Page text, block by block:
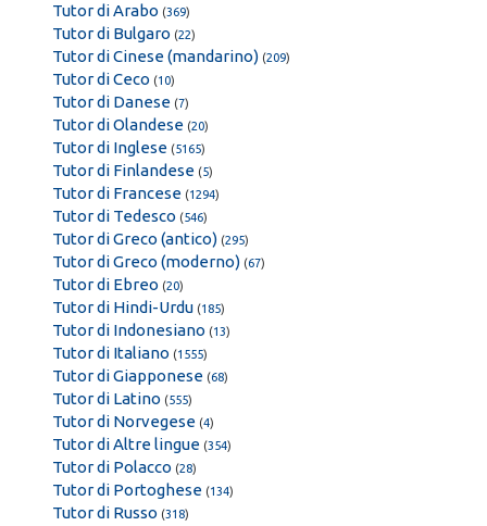
Tutor di Arabo (369)
Tutor di Bulgaro (22)
Tutor di Cinese (mandarino) (209)
Tutor di Ceco (10)
Tutor di Danese (7)
Tutor di Olandese (20)
Tutor di Inglese (5165)
Tutor di Finlandese (5)
Tutor di Francese (1294)
Tutor di Tedesco (546)
Tutor di Greco (antico) (295)
Tutor di Greco (moderno) (67)
Tutor di Ebreo (20)
Tutor di Hindi-Urdu (185)
Tutor di Indonesiano (13)
Tutor di Italiano (1555)
Tutor di Giapponese (68)
Tutor di Latino (555)
Tutor di Norvegese (4)
Tutor di Altre lingue (354)
Tutor di Polacco (28)
Tutor di Portoghese (134)
Tutor di Russo (318)